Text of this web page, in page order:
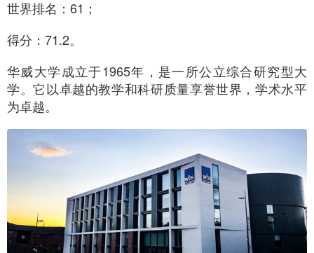
世界排名：61；
得分：71.2。
华威大学成立于1965年，是一所公立综合研究型大
学。它以卓越的教学和科研质量享誉世界，学术水平
为卓越。